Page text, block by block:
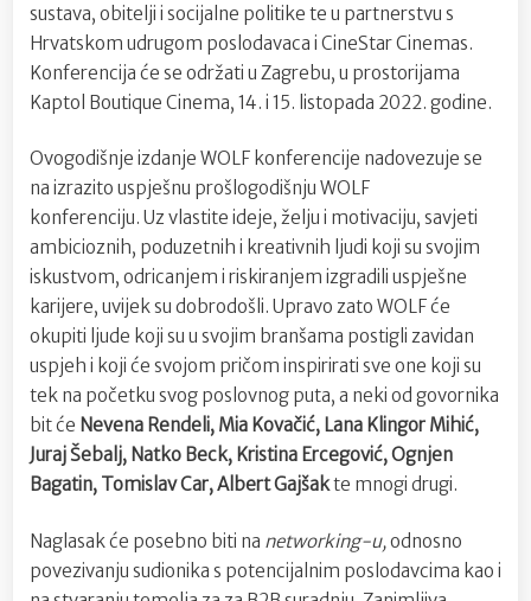
sustava, obitelji i socijalne politike te u partnerstvu s
Hrvatskom udrugom poslodavaca i CineStar Cinemas.
Konferencija će se održati u Zagrebu, u prostorijama
Kaptol Boutique Cinema, 14. i 15. listopada 2022. godine.
Ovogodišnje izdanje WOLF konferencije nadovezuje se
na izrazito uspješnu prošlogodišnju WOLF
konferenciju. Uz vlastite ideje, želju i motivaciju, savjeti
ambicioznih, poduzetnih i kreativnih ljudi koji su svojim
iskustvom, odricanjem i riskiranjem izgradili uspješne
karijere, uvijek su dobrodošli. Upravo zato WOLF će
okupiti ljude koji su u svojim branšama postigli zavidan
uspjeh i koji će svojom pričom inspirirati sve one koji su
tek na početku svog poslovnog puta, a neki od govornika
bit će Nevena Rendeli, Mia Kovačić, Lana Klingor Mihić,
Juraj Šebalj, Natko Beck, Kristina Ercegović, Ognjen
Bagatin, Tomislav Car, Albert Gajšakte mnogi drugi.
Naglasak će posebno biti na networking-u, odnosno
povezivanju sudionika s potencijalnim poslodavcima kao i